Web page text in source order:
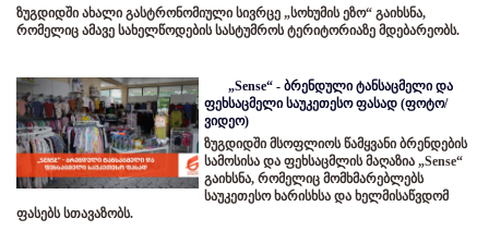
ზუგდიდში ახალი გასტრონომიული სივრცე „სოხუმის ეზო“ გაიხსნა,
რომელიც ამავე სახელწოდების სასტუმროს ტერიტორიაზე მდებარეობს.
„Sense“ - ბრენდული ტანსაცმელი და
ფეხსაცმელი საუკეთესო ფასად (ფოტო/
ვიდეო)
ზუგდიდში მსოფლიოს წამყვანი ბრენდების
სამოსისა და ფეხსაცმლის მაღაზია „Sense“
გაიხსნა, რომელიც მომხმარებლებს
საუკეთესო ხარისხსა და ხელმისაწვდომ
ფასებს სთავაზობს.